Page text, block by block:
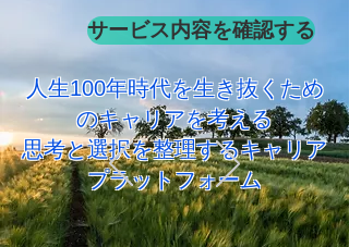
サービス内容を確認する
人生100年時代を生き抜くため
のキャリアを考える
​思考と選択を整理するキャリア
プラットフォーム